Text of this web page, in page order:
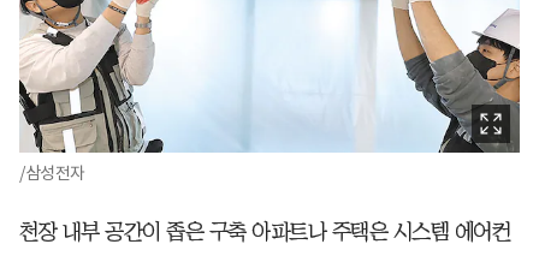
/삼성전자
천장 내부 공간이 좁은 구축 아파트나 주택은 시스템 에어컨